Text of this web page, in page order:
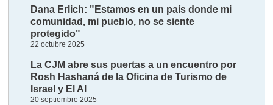
Dana Erlich: "Estamos en un país donde mi
comunidad, mi pueblo, no se siente
protegido"
22 octubre 2025
La CJM abre sus puertas a un encuentro por
Rosh Hashaná de la Oficina de Turismo de
Israel y El Al
20 septiembre 2025